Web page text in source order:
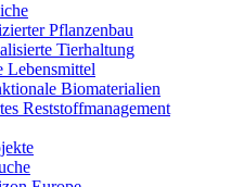
Pflanzenbau
Tierhaltung
Lebensmittel
Biomaterialien
Reststoffmanagement